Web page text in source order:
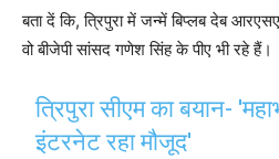
बता दें कि, त्रिपुरा में जन्में बिप्लब देब
वो बीजेपी सांसद गणेश सिंह के पीए भी रहे हैं।
त्रिपुरा सीएम का बयान-
इंटरनेट रहा मौजूद'